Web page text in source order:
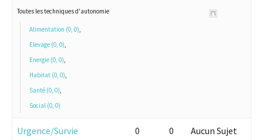
Toutes les techniques d'autonomie
Alimentation (0, 0),
Elevage (0, 0),
Energie (0, 0),
Habitat (0, 0),
Santé (0, 0),
Social (0, 0)
Urgence/Survie 0 0 Aucun Sujet